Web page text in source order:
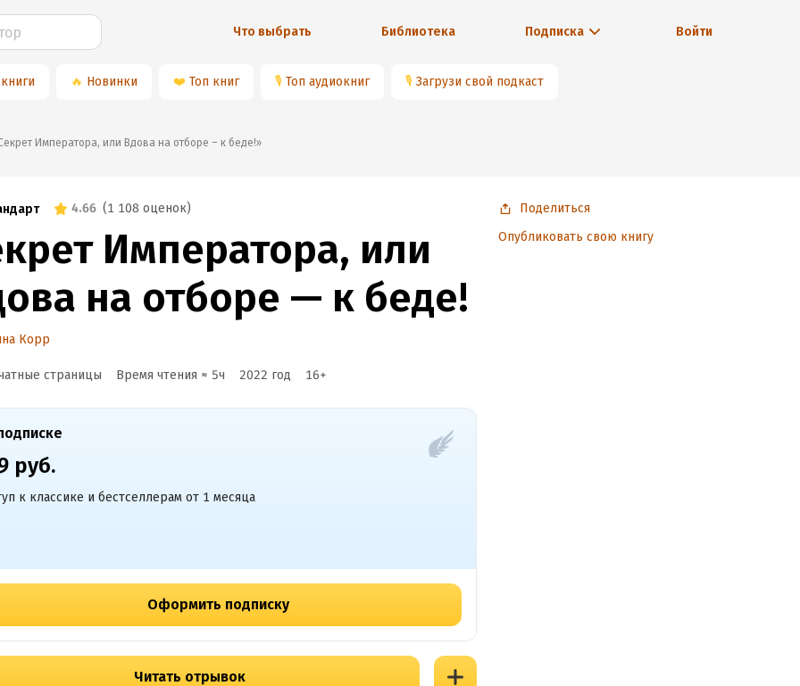
Что выбрать Библиотека Подписка Войти
🔥 Новинки ❤️ Топ книг 🎙 Топ аудиокниг 🎙 Загрузи свой подкаст
Императора, или Вдова на отборе – к беде!»
4.66 (1 108 оценок)
Императора, или
на отборе — к беде!
Корр
страницы Время чтения ≈ 5ч 2022 год 16+
руб.
к классике и бестселлерам от 1 месяца
Оформить подписку
Читать отрывок
Поделиться
Опубликовать свою книгу